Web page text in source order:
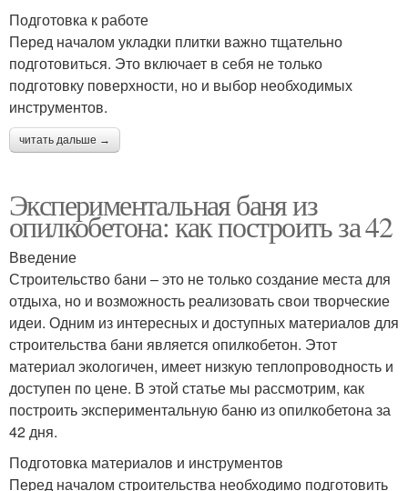
Подготовка к работе
Перед началом укладки плитки важно тщательно
подготовиться. Это включает в себя не только
подготовку поверхности, но и выбор необходимых
инструментов.
читать дальше →
Экспериментальная баня из
опилкобетона: как построить за 42
Введение
Строительство бани – это не только создание места для
отдыха, но и возможность реализовать свои творческие
идеи. Одним из интересных и доступных материалов для
строительства бани является опилкобетон. Этот
материал экологичен, имеет низкую теплопроводность и
доступен по цене. В этой статье мы рассмотрим, как
построить экспериментальную баню из опилкобетона за
42 дня.
Подготовка материалов и инструментов
Перед началом строительства необходимо подготовить